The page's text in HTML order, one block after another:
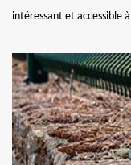
intéressant et accessible